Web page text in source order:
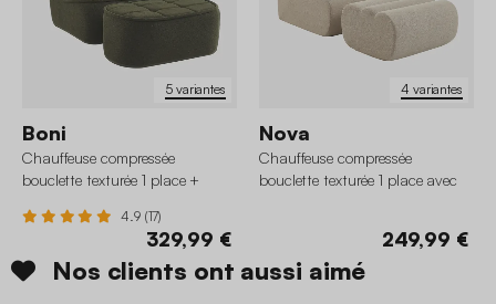
5 variantes
Boni
Chauffeuse compressée
bouclette texturée 1 place +
4.9 (17)
329,99 €
4 variantes
Nova
Chauffeuse compressée
bouclette texturée 1 place avec
249,99 €
Nos clients ont aussi aimé